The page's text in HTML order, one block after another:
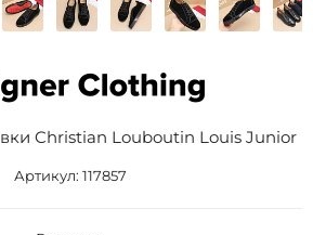
Christian Louboutin Louis Junior
Артикул: 117857